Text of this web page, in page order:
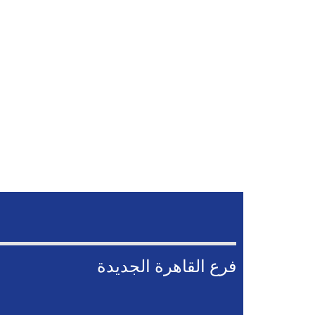
فرع القاهرة الجديدة